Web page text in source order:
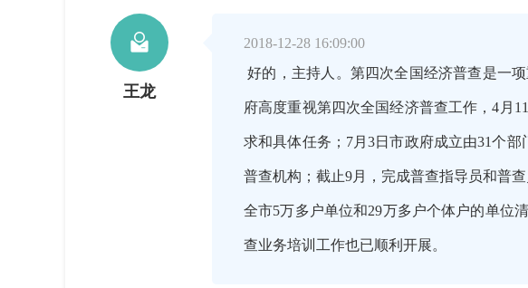

王龙
2018-12-28 16:09:00
好的，主持人。第四次全国经济普查是一
府高度重视第四次全国经济普查工作，4月
求和具体任务；7月3日市政府成立由31个
普查机构；截止9月，完成普查指导员和普
全市5万多户单位和29万多户个体户的单位
查业务培训工作也已顺利开展。